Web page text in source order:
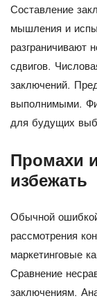
Составление
мышления и
разграничивают
сдвигов.
заключений.
выполнимыми.
для будущих
Промахи
избежать
Обычной
рассмотрения
маркетинговые
Сравнение
заключениям.